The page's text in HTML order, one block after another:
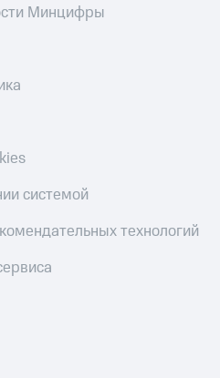
Минцифры
системой
технологий